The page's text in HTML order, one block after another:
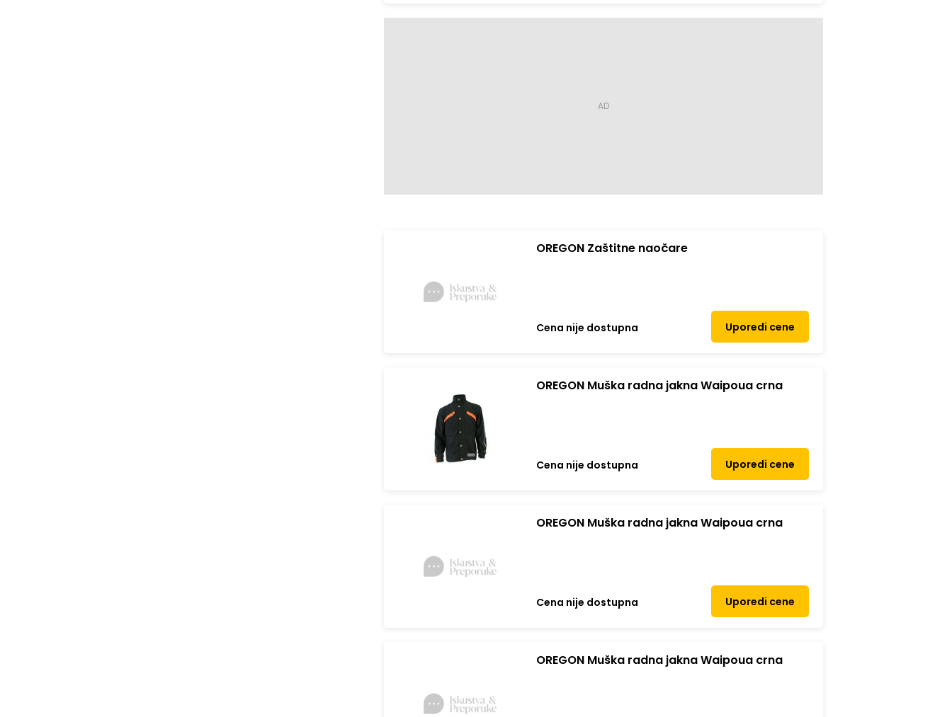
OREGON Zaštitne naočare
Cena nije dostupna Uporedi cene
OREGON Muška radna jakna Waipoua crna
Cena nije dostupna Uporedi cene
OREGON Muška radna jakna Waipoua crna
Cena nije dostupna Uporedi cene
OREGON Muška radna jakna Waipoua crna